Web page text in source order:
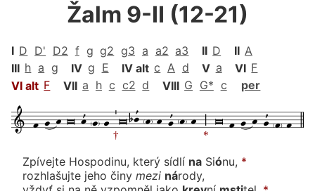
Žalm 9-II (12-21)
I D D' D2 f g g2 g3 a a2 a3 II D II A
III h a g IV g E IV alt c A d V a VI F
VI alt F VII a h c c2 d VIII G G* c per
Zpívejte Hospodinu, který sídlí na Siónu, *
rozhlašujte jeho činy mezi národy,